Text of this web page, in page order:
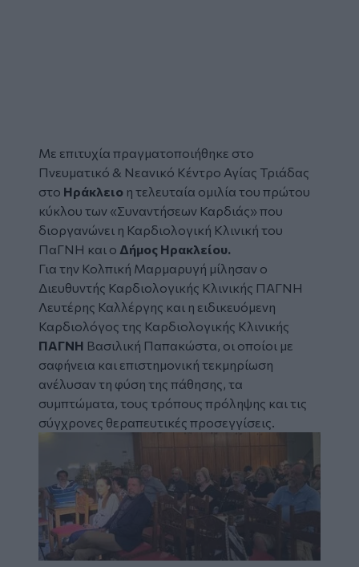
Με επιτυχία πραγματοποιήθηκε στο
Πνευματικό & Νεανικό Κέντρο Αγίας Τριάδας
στο Ηράκλειο η τελευταία ομιλία του πρώτου
κύκλου των «Συναντήσεων Καρδιάς» που
διοργανώνει η Καρδιολογική Κλινική του
ΠαΓΝΗ και ο Δήμος Ηρακλείου.
Για την Κολπική Μαρμαρυγή μίλησαν ο
Διευθυντής Καρδιολογικής Κλινικής ΠΑΓΝΗ
Λευτέρης Καλλέργης και η ειδικευόμενη
Καρδιολόγος της Καρδιολογικής Κλινικής
ΠΑΓΝΗ Βασιλική Παπακώστα, οι οποίοι με
σαφήνεια και επιστημονική τεκμηρίωση
ανέλυσαν τη φύση της πάθησης, τα
συμπτώματα, τους τρόπους πρόληψης και τις
σύγχρονες θεραπευτικές προσεγγίσεις.